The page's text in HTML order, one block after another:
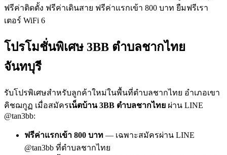
ฟรีค่าติดตั้ง ฟรีค่าเดินสาย ฟรีค่าแรกเข้า 800 บาท ยืมฟรีเรา
เตอร์ WiFi 6
โปรโมชั่นพิเศษ 3BB ตำบลชากไทย
จันทบุรี
รับโปรพิเศษสำหรับลูกค้าใหม่ในพื้นที่ตำบลชากไทย อำเภอเขา
คิชฌกูฏ เมื่อสมัครเน็ตบ้าน 3BB ตำบลชากไทย ผ่าน LINE
@tan3bb:
ฟรีค่าแรกเข้า 800 บาท — เฉพาะสมัครผ่าน LINE
@tan3bb ที่ตำบลชากไทย